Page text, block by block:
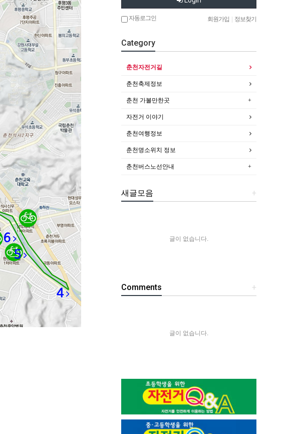
자동로그인 회원가입 정보찾기
Category
춘천자전거길
춘천축제정보
춘천 가볼만한곳
자전거 이야기
춘천여행정보
춘천명소위치 정보
춘천버스노선안내
+
새글모음
글이 없습니다.
+
Comments
글이 없습니다.